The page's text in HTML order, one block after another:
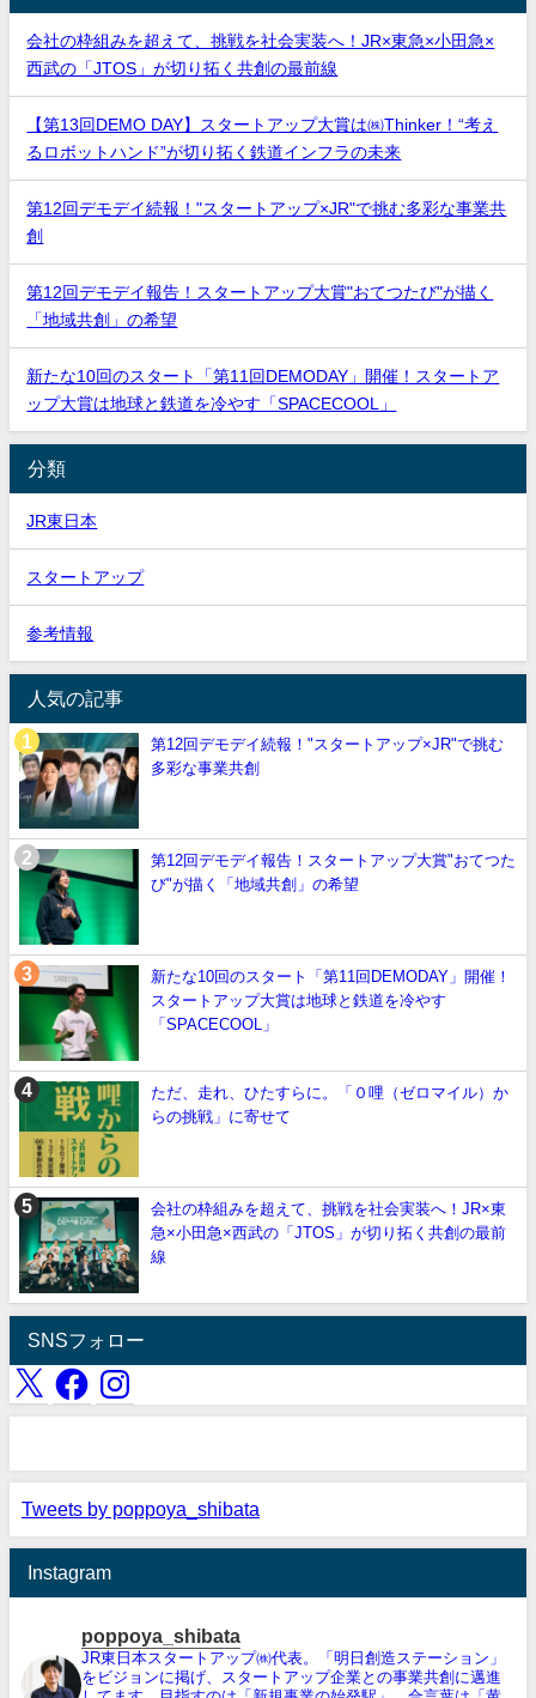
会社の枠組みを超えて、挑戦を社会実装へ！JR×東急×小田急×
西武の「JTOS」が切り拓く共創の最前線
【第13回DEMO DAY】スタートアップ大賞は㈱Thinker！“考え
るロボットハンド”が切り拓く鉄道インフラの未来
第12回デモデイ続報！"スタートアップ×JR"で挑む多彩な事業共
創
第12回デモデイ報告！スタートアップ大賞"おてつたび"が描く
「地域共創」の希望
新たな10回のスタート「第11回DEMODAY」開催！スタートア
ップ大賞は地球と鉄道を冷やす「SPACECOOL」
分類
JR東日本
スタートアップ
参考情報
人気の記事
第12回デモデイ続報！"スタートアップ×JR"で挑む
多彩な事業共創
第12回デモデイ報告！スタートアップ大賞"おてつた
び"が描く「地域共創」の希望
新たな10回のスタート「第11回DEMODAY」開催！
スタートアップ大賞は地球と鉄道を冷やす
「SPACECOOL」
ただ、走れ、ひたすらに。「０哩（ゼロマイル）か
らの挑戦」に寄せて
会社の枠組みを超えて、挑戦を社会実装へ！JR×東
急×小田急×西武の「JTOS」が切り拓く共創の最前
線
SNSフォロー
Tweets by poppoya_shibata
Instagram
poppoya_shibata
JR東日本スタートアップ㈱代表。「明日創造ステーション」
をビジョンに掲げ、スタートアップ企業との事業共創に邁進